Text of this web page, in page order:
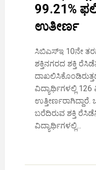
99.21%
ಉತೀರ್ಣ
ಸಿಬಿಎಸ್‌ಇ 10ನೇ
ಶಕ್ತಿನಗರದ ಶಕ್ತಿ
ವಿದ್ಯಾರ್ಥಿಗಳಲ್ಲಿ 126
ಉತ್ತೀರ್ಣರಾಗಿದ್ದಾರೆ.
ಬರೆದಿರುವ ಶಕ್ತಿ
ವಿದ್ಯಾರ್ಥಿಗಳಲ್ಲಿ...